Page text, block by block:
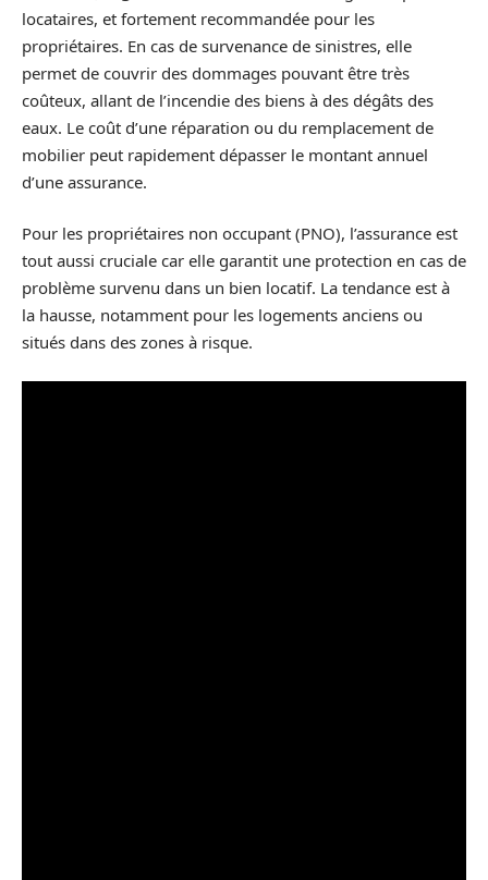
locataires, et fortement recommandée pour les
propriétaires. En cas de survenance de sinistres, elle
permet de couvrir des dommages pouvant être très
coûteux, allant de l’incendie des biens à des dégâts des
eaux. Le coût d’une réparation ou du remplacement de
mobilier peut rapidement dépasser le montant annuel
d’une assurance.
Pour les propriétaires non occupant (PNO), l’assurance est
tout aussi cruciale car elle garantit une protection en cas de
problème survenu dans un bien locatif. La tendance est à
la hausse, notamment pour les logements anciens ou
situés dans des zones à risque.